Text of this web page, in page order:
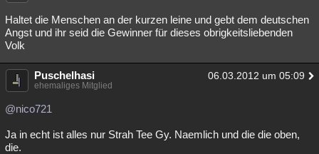
Haltet die Menschen an der kurzen leine und gebt dem deutschen
Angst und ihr seid die Gewinner für dieses obrigkeitsliebenden
Volk
Puschelhasi 06.03.2012 um 05:09
ehemaliges Mitglied
@nico721
Ja in echt ist alles nur Strah Tee Gy. Naemlich und die die oben,
die.